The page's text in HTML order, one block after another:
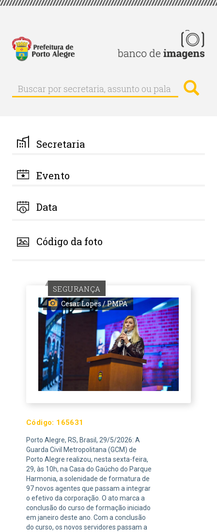
Pular
principal
Buscar
Buscar
por
palavra-
chave
Secretaria
Evento
Data
Código da foto
SEGURANÇA
Cesar Lopes / PMPA
Código: 165631
Porto Alegre, RS, Brasil, 29/5/2026: A
Guarda Civil Metropolitana (GCM) de
Porto Alegre realizou, nesta sexta-feira,
29, às 10h, na Casa do Gaúcho do Parque
Harmonia, a solenidade de formatura de
97 novos agentes que passam a integrar
o efetivo da corporação. O ato marca a
conclusão do curso de formação iniciado
em janeiro deste ano. Com a conclusão
do curso, os novos servidores passam a